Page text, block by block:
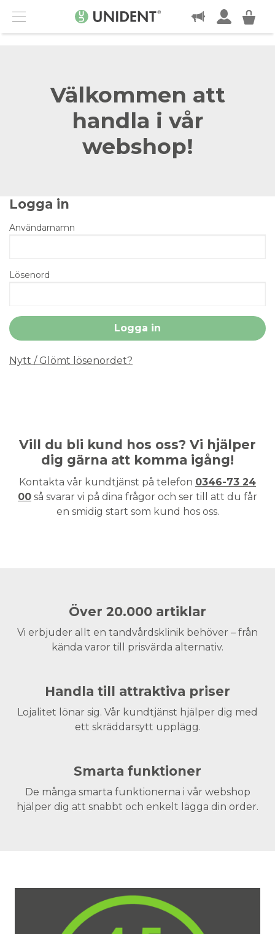
Menu
KONTAKT
Välkommen att
handla i vår
webshop!
Logga in
Användarnamn
Lösenord
Nytt / Glömt lösenordet?
Vill du bli kund hos oss? Vi hjälper
dig gärna att komma igång!
Kontakta vår kundtjänst på telefon 0346-73 24
00 så svarar vi på dina frågor och ser till att du får
en smidig start som kund hos oss.
Över 20.000 artiklar
Vi erbjuder allt en tandvårdsklinik behöver – från
kända varor till prisvärda alternativ.
Handla till attraktiva priser
Lojalitet lönar sig. Vår kundtjänst hjälper dig med
ett skräddarsytt upplägg.
Smarta funktioner
De många smarta funktionerna i vår webshop
hjälper dig att snabbt och enkelt lägga din order.